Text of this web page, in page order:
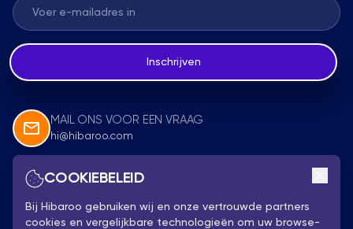
Inschrijven
MAIL ONS VOOR EEN VRAAG
hi@hibaroo.com
Volg Ons
COOKIEBELEID
Bij Hibaroo gebruiken wij en onze vertrouwde partners
cookies en vergelijkbare technologieën om uw browse-